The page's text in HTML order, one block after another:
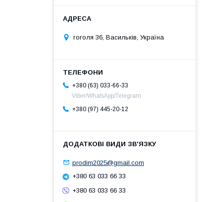
гоголя 36, Васильків, Україна
+380 (63) 033-66-33
Viber/WhatsApp/Telegram
+380 (97) 445-20-12
prodim2025@gmail.com
+380 63 033 66 33
+380 63 033 66 33